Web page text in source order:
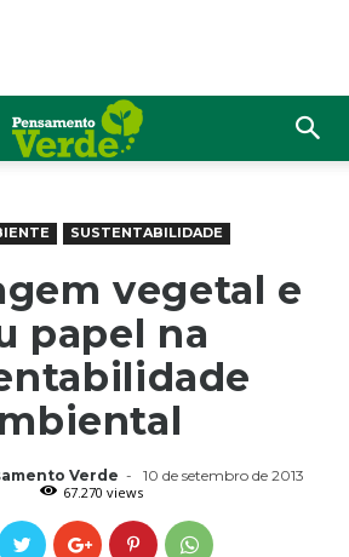
SUSTENTABILIDADE
vegetal e
papel na
Verde -
10 de setembro de 2013
67.270 views